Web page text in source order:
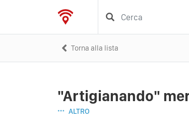
Torna alla lista
"Artigianando"
ALTRO